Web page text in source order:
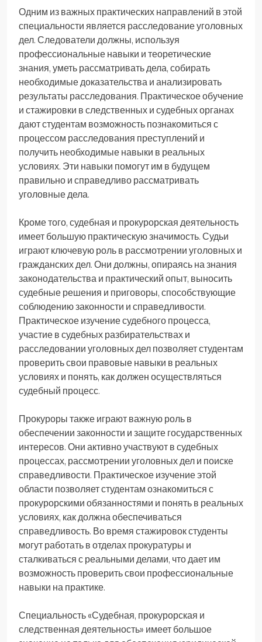
Одним из важных практических направлений в этой
специальности является расследование уголовных
дел. Следователи должны, используя
профессиональные навыки и теоретические
знания, уметь рассматривать дела, собирать
необходимые доказательства и анализировать
результаты расследования. Практическое обучение
и стажировки в следственных и судебных органах
дают студентам возможность познакомиться с
процессом расследования преступлений и
получить необходимые навыки в реальных
условиях. Эти навыки помогут им в будущем
правильно и справедливо рассматривать
уголовные дела.
Кроме того, судебная и прокурорская деятельность
имеет большую практическую значимость. Судьи
играют ключевую роль в рассмотрении уголовных и
гражданских дел. Они должны, опираясь на знания
законодательства и практический опыт, выносить
судебные решения и приговоры, способствующие
соблюдению законности и справедливости.
Практическое изучение судебного процесса,
участие в судебных разбирательствах и
расследовании уголовных дел позволяет студентам
проверить свои правовые навыки в реальных
условиях и понять, как должен осуществляться
судебный процесс.
Прокуроры также играют важную роль в
обеспечении законности и защите государственных
интересов. Они активно участвуют в судебных
процессах, рассмотрении уголовных дел и поиске
справедливости. Практическое изучение этой
области позволяет студентам ознакомиться с
прокурорскими обязанностями и понять в реальных
условиях, как должна обеспечиваться
справедливость. Во время стажировок студенты
могут работать в отделах прокуратуры и
сталкиваться с реальными делами, что дает им
возможность проверить свои профессиональные
навыки на практике.
Специальность «Судебная, прокурорская и
следственная деятельность» имеет большое